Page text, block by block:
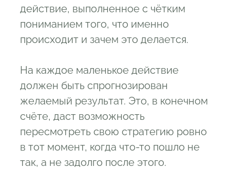
действие, выполненное с чётким
пониманием того, что именно
происходит и зачем это делается.
На каждое маленькое действие
должен быть спрогнозирован
желаемый результат. Это, в конечном
счёте, даст возможность
пересмотреть свою стратегию ровно
в тот момент, когда что-то пошло не
так, а не задолго после этого.